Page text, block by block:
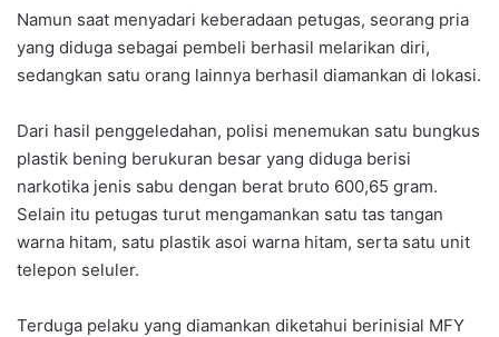
Namun saat menyadari keberadaan petugas, seorang pria
yang diduga sebagai pembeli berhasil melarikan diri,
sedangkan satu orang lainnya berhasil diamankan di lokasi.
Dari hasil penggeledahan, polisi menemukan satu bungkus
plastik bening berukuran besar yang diduga berisi
narkotika jenis sabu dengan berat bruto 600,65 gram.
Selain itu petugas turut mengamankan satu tas tangan
warna hitam, satu plastik asoi warna hitam, serta satu unit
telepon seluler.
Terduga pelaku yang diamankan diketahui berinisial MFY